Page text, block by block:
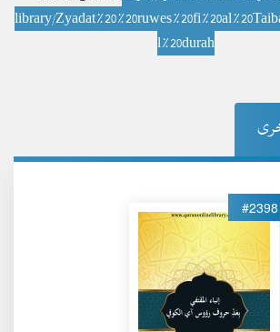
library/
l%20durah
#2398